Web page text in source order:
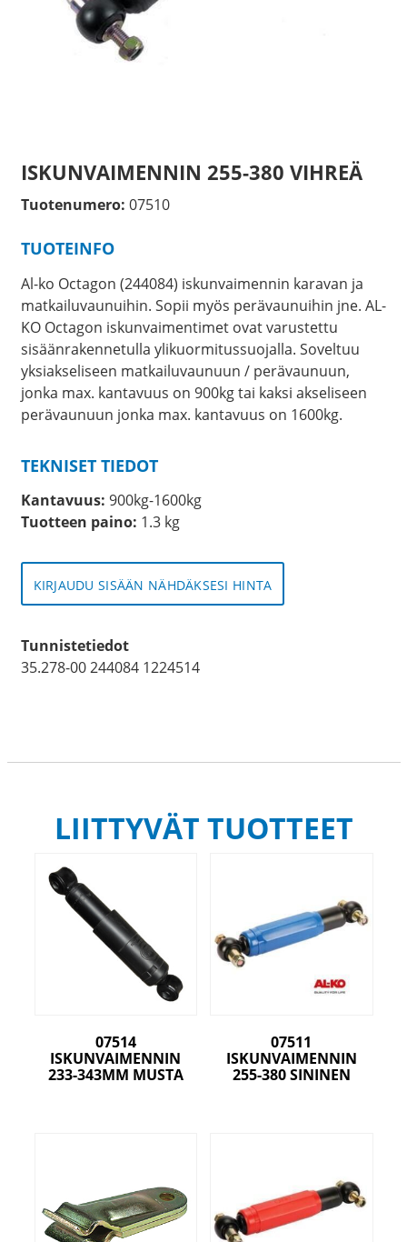
ISKUNVAIMENNIN 255-380 VIHREÄ
Tuotenumero: 07510
TUOTEINFO
Al-ko Octagon (244084) iskunvaimennin karavan ja
matkailuvaunuihin. Sopii myös perävaunuihin jne. AL-
KO Octagon iskunvaimentimet ovat varustettu
sisäänrakennetulla ylikuormitussuojalla. Soveltuu
yksiakseliseen matkailuvaunuun / perävaunuun,
jonka max. kantavuus on 900kg tai kaksi akseliseen
perävaunuun jonka max. kantavuus on 1600kg.
TEKNISET TIEDOT
Kantavuus: 900kg-1600kg
Tuotteen paino: 1.3 kg
KIRJAUDU SISÄÄN NÄHDÄKSESI HINTA
Tunnistetiedot
35.278-00 244084 1224514
LIITTYVÄT TUOTTEET
07514
ISKUNVAIMENNIN
233-343MM MUSTA
07511
ISKUNVAIMENNIN
255-380 SININEN